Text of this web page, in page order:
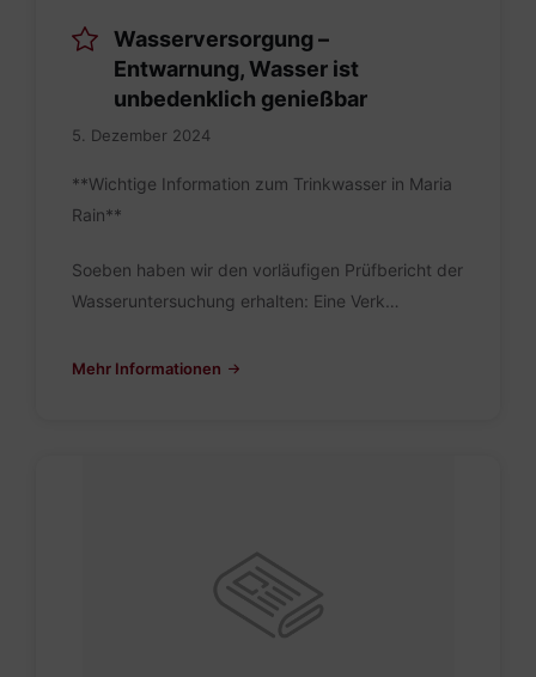
Wasserversorgung –
Entwarnung, Wasser ist
unbedenklich genießbar
5. Dezember 2024
**Wichtige Information zum Trinkwasser in Maria
Rain**
Soeben haben wir den vorläufigen Prüfbericht der
Wasseruntersuchung erhalten: Eine Verk…
Mehr Informationen